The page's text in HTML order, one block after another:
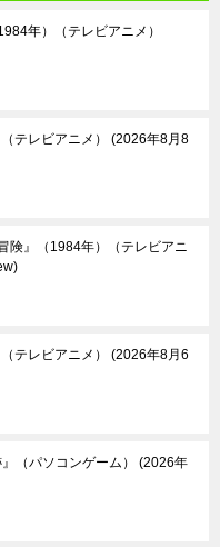
年）（テレビアニメ）
テレビアニメ）
2026年8月8
険』（1984年）（テレビアニ
テレビアニメ）
2026年8月6
（パソコンゲーム）
2026年